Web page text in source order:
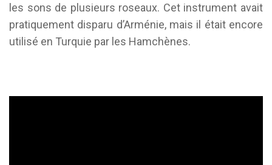
les sons de plusieurs roseaux. Cet instrument avait
pratiquement disparu d’Arménie, mais il était encore
utilisé en Turquie par les Hamchènes.